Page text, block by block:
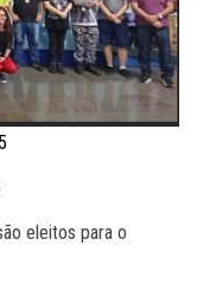
eleitos para o